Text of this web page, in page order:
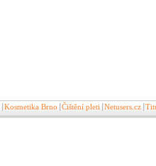
Kosmetika Brno Čištění pleti Netusers.cz